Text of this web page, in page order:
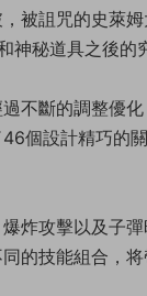
被詛咒的史萊
秘道具之後的
不斷的調整優
個設計精巧的
炸攻擊以及子
的技能組合，将